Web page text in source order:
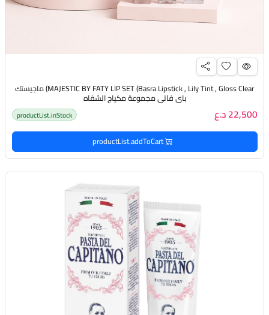
MAJESTIC BY FATY LIP SET (Basra Lipstick , Lily Tint , Gloss Clear) ماجيستك
باي فاتي مجموعة مكياج الشفاه
22,500 د.ع productList.inStock
productList.addToCart